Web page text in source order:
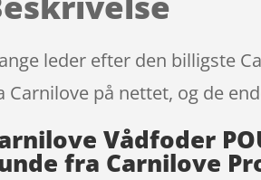
leder efter den billigste
Carnilove på nettet, og de
Vådfoder
fra Carnilove